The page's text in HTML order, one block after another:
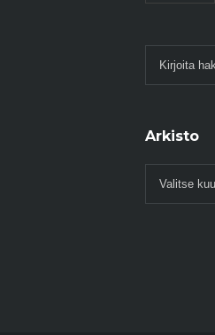
Arkisto
Arkisto